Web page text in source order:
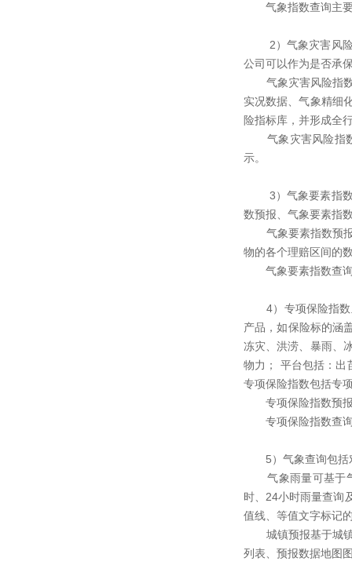
气象指数查询主要
2）气象灾害风险指
公司可以作为是否承
气象灾害风险指数
实况数据、气象精细
险指标库，并形成全
气象灾害风险指数
示。
3）气象要素指数主
数预报、气象要素指
气象要素指数预报
物的各个理赔区间的
气象要素指数查询
4）专项保险指数主
产品，如保险标的涵
冻灾、洪涝、暴雨、
物力； 平台包括：出
专项保险指数包括专
专项保险指数预报
专项保险指数查询
5）气象查询包括对
气象雨量可基于气
时、24小时雨量查询
值线、等值文字标记
城镇预报基于城镇
列表、预报数据地图